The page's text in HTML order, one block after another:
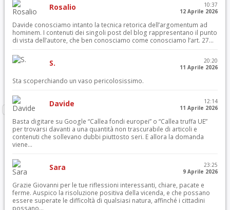
Rosalio
10:37
12 Aprile 2026
Davide conosciamo intanto la tecnica retorica dell’argomentum ad
hominem. I contenuti dei singoli post del blog rappresentano il punto
di vista dell’autore, che ben conosciamo come conosciamo l’art. 27...
S.
20:20
11 Aprile 2026
Sta scoperchiando un vaso pericolosissimo.
Davide
12:14
11 Aprile 2026
Basta digitare su Google “Callea fondi europei” o “Callea truffa UE”
per trovarsi davanti a una quantità non trascurabile di articoli e
contenuti che sollevano dubbi piuttosto seri. E allora la domanda
viene...
Sara
23:25
9 Aprile 2026
Grazie Giovanni per le tue riflessioni interessanti, chiare, pacate e
ferme. Auspico la risoluzione positiva della vicenda, e che possano
essere superate le difficoltà di qualsiasi natura, affinché i cittadini
possano...